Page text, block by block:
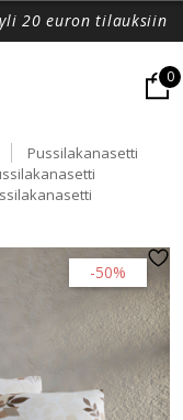
20 euron tilauksiin
0
Pussilakanasetti
-50%